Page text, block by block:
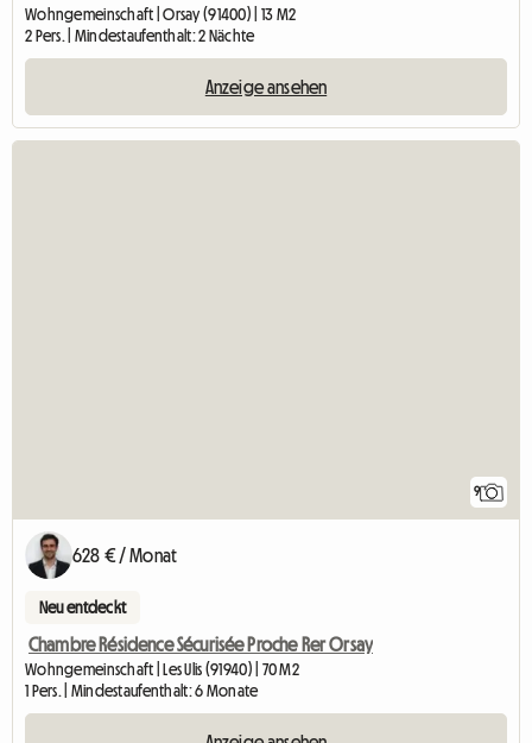
Wohngemeinschaft | Orsay (91400) | 13 M2
2 Pers. | Mindestaufenthalt: 2 Nächte
Anzeige ansehen
9
628 € / Monat
Neu entdeckt
Chambre Résidence Sécurisée Proche Rer Orsay
Wohngemeinschaft | Les Ulis (91940) | 70 M2
1 Pers. | Mindestaufenthalt: 6 Monate